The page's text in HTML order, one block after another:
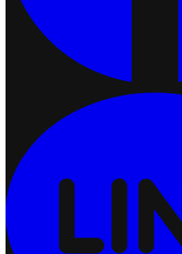
เชื่อมต่อ Ketshopweb MCP กับ Claude
2026-07-13 17:34:51